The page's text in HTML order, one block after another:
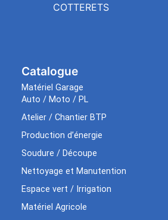
Catalogue
Matériel Garage
Auto / Moto / PL
Atelier / Chantier BTP
Production d’énergie
Soudure / Découpe
Nettoyage et Manutention
Espace vert / Irrigation
Matériel Agricole
COTTERETS